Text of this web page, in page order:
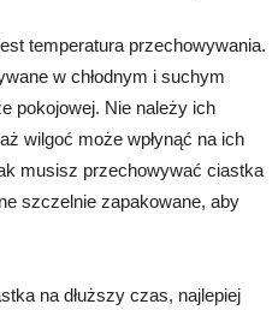
temperatura przechowywania.
w chłodnym i suchym
pokojowej. Nie należy ich
wilgoć może wpłynąć na ich
musisz przechowywać ciastka
szczelnie zapakowane, aby
na dłuższy czas, najlepiej